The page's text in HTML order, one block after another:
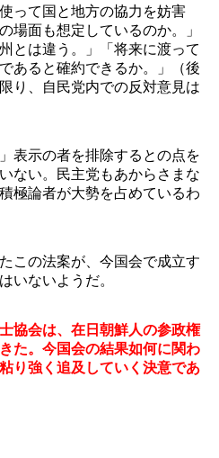
って国と地方の協力を妨害
場面も想定しているのか。」
とは違う。」「将来に渡って
あると確約できるか。」（後
り、自民党内での反対意見は
表示の者を排除するとの点を
ない。民主党もあからさまな
極論者が大勢を占めているわ
この法案が、今国会で成立す
いないようだ。
協会は、在日朝鮮人の参政権
た。今国会の結果如何に関わ
り強く追及していく決意であ